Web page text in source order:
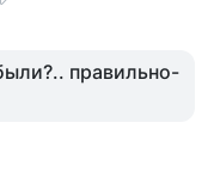
правильно-